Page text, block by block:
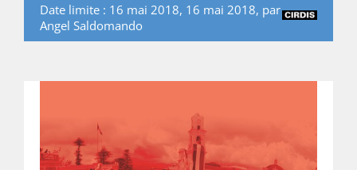
Date limite : 16 mai 2018, 16 mai 2018, par
Angel Saldomando